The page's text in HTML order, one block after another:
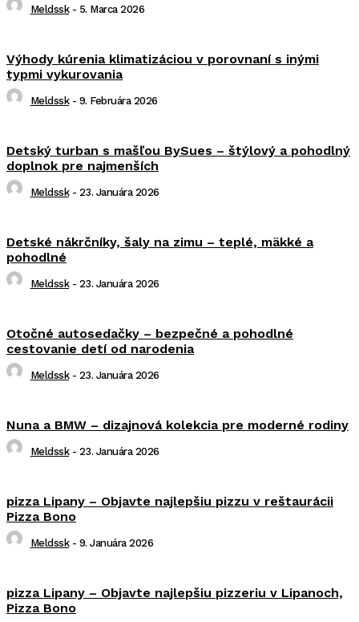
Meldssk - 5. Marca 2026
Výhody kúrenia klimatizáciou v porovnaní s inými
typmi vykurovania
Meldssk - 9. Februára 2026
Detský turban s mašľou BySues – štýlový a pohodlný
doplnok pre najmenších
Meldssk - 23. Januára 2026
Detské nákrčníky, šaly na zimu – teplé, mäkké a
pohodlné
Meldssk - 23. Januára 2026
Otočné autosedačky – bezpečné a pohodlné
cestovanie detí od narodenia
Meldssk - 23. Januára 2026
Nuna a BMW – dizajnová kolekcia pre moderné rodiny
Meldssk - 23. Januára 2026
pizza Lipany – Objavte najlepšiu pizzu v reštaurácii
Pizza Bono
Meldssk - 9. Januára 2026
pizza Lipany – Objavte najlepšiu pizzeriu v Lipanoch,
Pizza Bono